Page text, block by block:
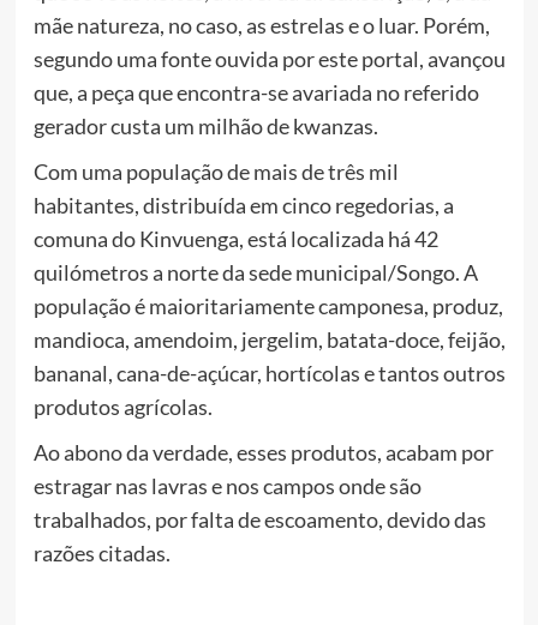
mãe natureza, no caso, as estrelas e o luar. Porém,
segundo uma fonte ouvida por este portal, avançou
que, a peça que encontra-se avariada no referido
gerador custa um milhão de kwanzas.
Com uma população de mais de três mil
habitantes, distribuída em cinco regedorias, a
comuna do Kinvuenga, está localizada há 42
quilómetros a norte da sede municipal/Songo. A
população é maioritariamente camponesa, produz,
mandioca, amendoim, jergelim, batata-doce, feijão,
bananal, cana-de-açúcar, hortícolas e tantos outros
produtos agrícolas.
Ao abono da verdade, esses produtos, acabam por
estragar nas lavras e nos campos onde são
trabalhados, por falta de escoamento, devido das
razões citadas.